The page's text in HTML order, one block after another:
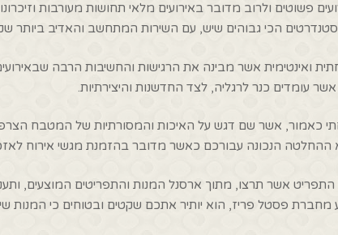
פשוטים ולרוב מדובר באירועים מלאי תחושות מעורבות
הכי גבוהים שיש, עם השירות המתחשב והאדיב ביותר
ואינטימית אשר מבינה את הרגישות והחשיבות הרבה
עומדים כנר לרגליה, לצד החדשנות והיצירתיות.
כאמור, אשר שם דגש על האיכות והמסורתיות של המטבח
ההחלטה הנכונה עבורכם כאשר מדובר בהזמנת מגשי אירוח
אשר תרצו, מתוך ארסנל המנות והתפריטים המוצעים,
מחברת פסטל פריז, הוא יותיר אתכם שקטים ובטוחים כי המנות